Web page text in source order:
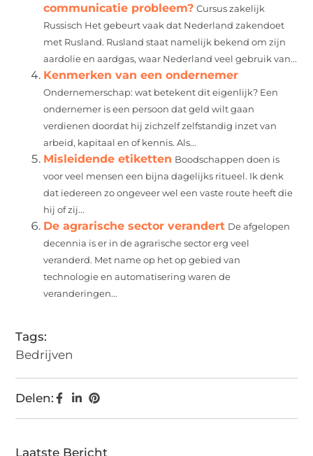
communicatie probleem? Cursus zakelijk
Russisch Het gebeurt vaak dat Nederland zakendoet
met Rusland. Rusland staat namelijk bekend om zijn
aardolie en aardgas, waar Nederland veel gebruik van...
Kenmerken van een ondernemer
Ondernemerschap: wat betekent dit eigenlijk? Een
ondernemer is een persoon dat geld wilt gaan
verdienen doordat hij zichzelf zelfstandig inzet van
arbeid, kapitaal en of kennis. Als...
Misleidende etiketten Boodschappen doen is
voor veel mensen een bijna dagelijks ritueel. Ik denk
dat iedereen zo ongeveer wel een vaste route heeft die
hij of zij...
De agrarische sector verandert De afgelopen
decennia is er in de agrarische sector erg veel
veranderd. Met name op het op gebied van
technologie en automatisering waren de
veranderingen...
Tags:
Bedrijven
Delen:
Laatste Bericht